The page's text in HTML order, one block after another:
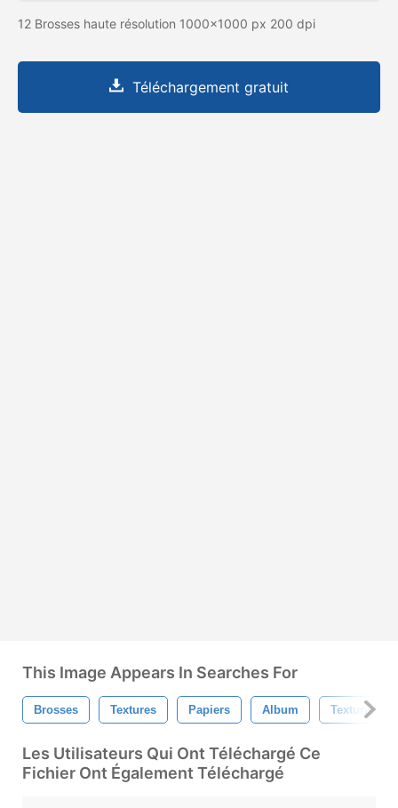
12 Brosses haute résolution 1000x1000 px 200 dpi
Téléchargement gratuit
This Image Appears In Searches For
Brosses Textures Papiers Album Texture
Les Utilisateurs Qui Ont Téléchargé Ce
Fichier Ont Également Téléchargé